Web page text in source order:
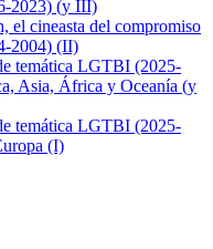
2023) (y III)
el cineasta del compromiso
2004) (II)
temática LGTBI (2025-
Asia, África y Oceanía (y
temática LGTBI (2025-
(I)